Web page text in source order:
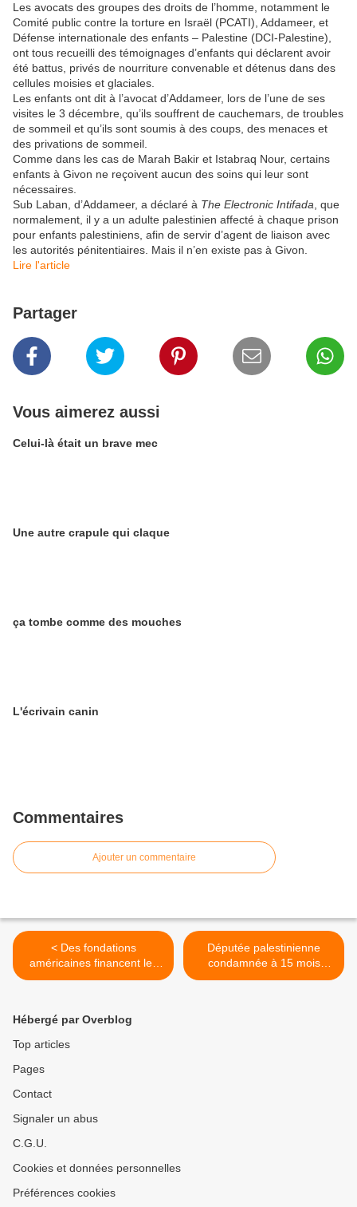
Les avocats des groupes des droits de l’homme, notamment le
Comité public contre la torture en Israël (PCATI), Addameer, et
Défense internationale des enfants – Palestine (DCI-Palestine),
ont tous recueilli des témoignages d’enfants qui déclarent avoir
été battus, privés de nourriture convenable et détenus dans des
cellules moisies et glaciales.
Les enfants ont dit à l’avocat d’Addameer, lors de l’une de ses
visites le 3 décembre, qu’ils souffrent de cauchemars, de troubles
de sommeil et qu’ils sont soumis à des coups, des menaces et
des privations de sommeil.
Comme dans les cas de Marah Bakir et Istabraq Nour, certains
enfants à Givon ne reçoivent aucun des soins qui leur sont
nécessaires.
Sub Laban, d’Addameer, a déclaré à The Electronic Intifada , que
normalement, il y a un adulte palestinien affecté à chaque prison
pour enfants palestiniens, afin de servir d’agent de liaison avec
les autorités pénitentiaires. Mais il n’en existe pas à Givon.
​Lire l'article
Partager
Vous aimerez aussi
Celui-là était un brave mec
Une autre crapule qui claque
ça tombe comme des mouches
L'écrivain canin
Commentaires
Ajouter un commentaire
< Des fondations
américaines financent les
colonies illégales de
Députée palestinienne
condamnée à 15 mois
d’emprisonnement >
Hébergé par Overblog
Top articles
Pages
Contact
Signaler un abus
C.G.U.
Cookies et données personnelles
Préférences cookies